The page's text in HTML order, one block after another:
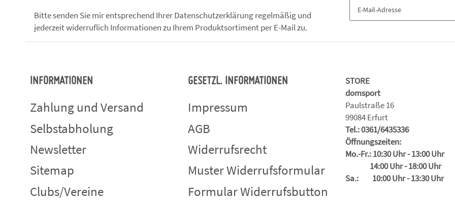
Bitte senden Sie mir entsprechend IhrerDatenschutzerklärungregelmäßig und
jederzeit widerruflich Informationen zu Ihrem Produktsortiment per E-Mail zu.
INFORMATIONEN
Zahlung und Versand
Selbstabholung
Newsletter
Sitemap
Clubs/Vereine
GESETZL. INFORMATIONEN
Impressum
AGB
Widerrufsrecht
Muster Widerrufsformular
Formular Widerrufsbutton
STORE
domsport
Paulstraße 16
99084 Erfurt
Tel.: 0361/6435336
Öffnungszeiten:
Mo.-Fr.: 10:30 Uhr - 13:00 Uhr
14:00 Uhr - 18:00 Uhr
Sa.: 10:00 Uhr - 13:30 Uhr